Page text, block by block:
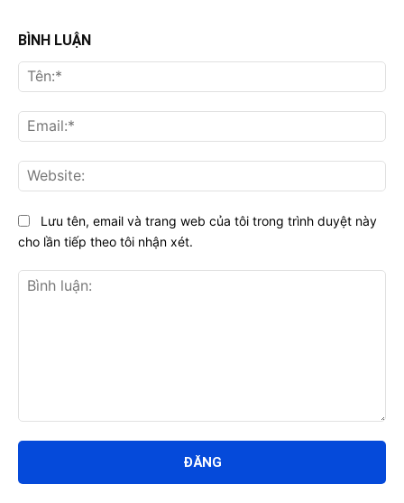
BÌNH LUẬN
luận:
Lưu tên, email và trang web của tôi trong trình duyệt này
cho lần tiếp theo tôi nhận xét.